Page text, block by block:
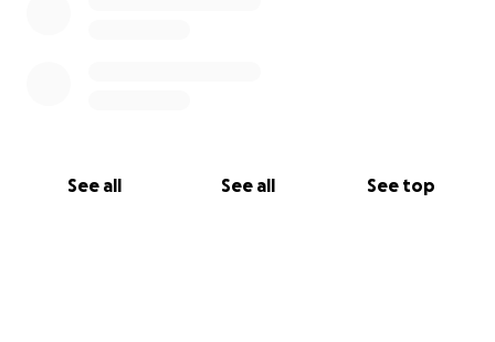
See all See all See top